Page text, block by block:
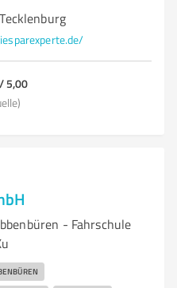
5,00
- Fahrschule